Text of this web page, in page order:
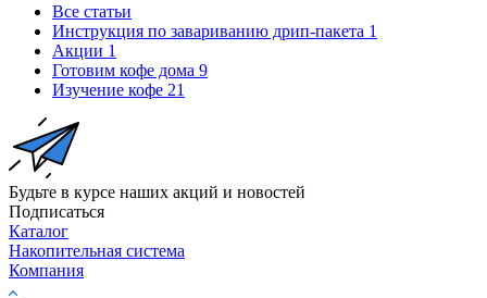
Все статьи
Инструкция по завариванию дрип-пакета 1
Акции 1
Готовим кофе дома 9
Изучение кофе 21
Будьте в курсе наших акций и новостей
Подписаться
Каталог
Накопительная система
Компания